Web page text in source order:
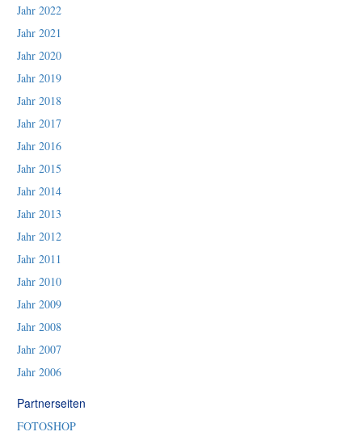
Jahr 2022
Jahr 2021
Jahr 2020
Jahr 2019
Jahr 2018
Jahr 2017
Jahr 2016
Jahr 2015
Jahr 2014
Jahr 2013
Jahr 2012
Jahr 2011
Jahr 2010
Jahr 2009
Jahr 2008
Jahr 2007
Jahr 2006
Partnerseiten
FOTOSHOP